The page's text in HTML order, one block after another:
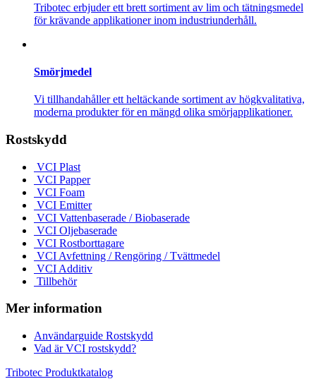
Tribotec erbjuder ett brett sortiment av lim och tätningsmedel
för krävande applikationer inom industriunderhåll.
Smörjmedel
Vi tillhandahåller ett heltäckande sortiment av högkvalitativa,
moderna produkter för en mängd olika smörjapplikationer.
Rostskydd
VCI Plast
VCI Papper
VCI Foam
VCI Emitter
VCI Vattenbaserade / Biobaserade
VCI Oljebaserade
VCI Rostborttagare
VCI Avfettning / Rengöring / Tvättmedel
VCI Additiv
Tillbehör
Mer information
Användarguide Rostskydd
Vad är VCI rostskydd?
Tribotec Produktkatalog